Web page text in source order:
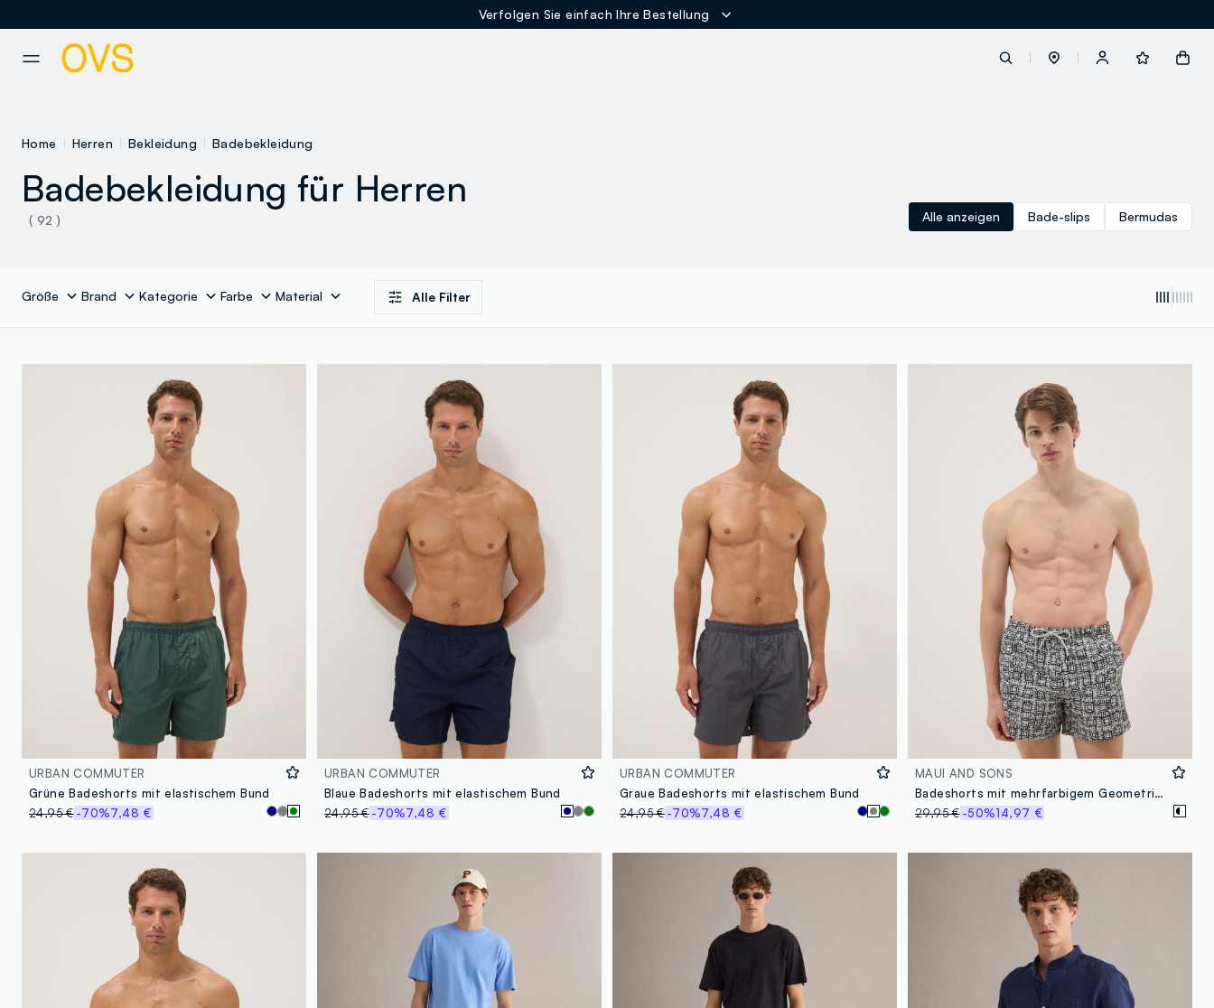
Verfolgen Sie einfach Ihre Bestellung
button.loginandregister
Home Herren Bekleidung Badebekleidung
Badebekleidung für Herren
( 92 ) Alle anzeigen Bade-slips Bermudas
Größe Brand Kategorie Farbe Material Alle Filter
URBAN COMMUTER
Grüne Badeshorts mit elastischem Bund
24,95 €-70%7,48 €
URBAN COMMUTER
Blaue Badeshorts mit elastischem Bund
24,95 €-70%7,48 €
URBAN COMMUTER
Graue Badeshorts mit elastischem Bund
24,95 €-70%7,48 €
MAUI AND SONS
Badeshorts mit mehrfarbigem Geometrie-Print
29,95 €-50%14,97 €